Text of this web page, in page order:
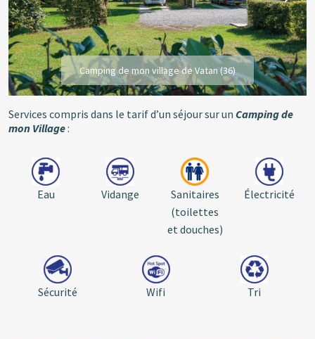
Services compris dans le tarif d’un séjour sur un Camping de
mon Village:
Électricité
Eau Vidange
Sanitaires
(toilettes
et douches)
Tri
Sécurité Wifi
Camping de mon village de Vatan (36)